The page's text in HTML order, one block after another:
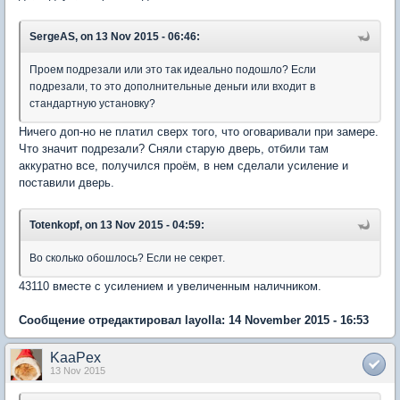
SergeAS, on 13 Nov 2015 - 06:46:
Проем подрезали или это так идеально подошло? Если
подрезали, то это дополнительные деньги или входит в
стандартную установку?
Ничего доп-но не платил сверх того, что оговаривали при замере.
Что значит подрезали? Сняли старую дверь, отбили там
аккуратно все, получился проём, в нем сделали усиление и
поставили дверь.
Totenkopf, on 13 Nov 2015 - 04:59:
Во сколько обошлось? Если не секрет.
43110 вместе с усилением и увеличенным наличником.
Сообщение отредактировал layolla: 14 November 2015 - 16:53
KaaPex
13 Nov 2015